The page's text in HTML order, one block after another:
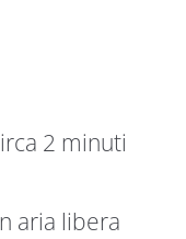
2 minuti
aria libera